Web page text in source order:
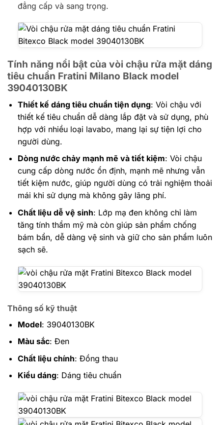
đẳng cấp và sang trọng.
Tính năng nổi bật của vòi chậu rửa mặt dáng
tiêu chuẩn Fratini Milano Black model
39040130BK
Thiết kế dáng tiêu chuẩn tiện dụng: Vòi chậu với
thiết kế tiêu chuẩn dễ dàng lắp đặt và sử dụng, phù
hợp với nhiều loại lavabo, mang lại sự tiện lợi cho
người dùng.
Dòng nước chảy mạnh mẽ và tiết kiệm: Vòi chậu
cung cấp dòng nước ổn định, mạnh mẽ nhưng vẫn
tiết kiệm nước, giúp người dùng có trải nghiệm thoải
mái khi sử dụng mà không gây lãng phí.
Chất liệu dễ vệ sinh: Lớp mạ đen không chỉ làm
tăng tính thẩm mỹ mà còn giúp sản phẩm chống
bám bẩn, dễ dàng vệ sinh và giữ cho sản phẩm luôn
sạch sẽ.
Thông số kỹ thuật
Model: 39040130BK
Màu sắc: Đen
Chất liệu chính: Đồng thau
Kiểu dáng: Dáng tiêu chuẩn